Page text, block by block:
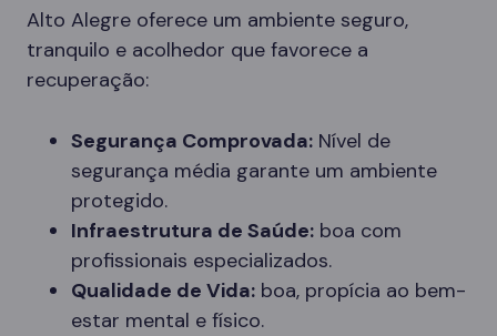
Alto Alegre oferece um ambiente seguro,
tranquilo e acolhedor que favorece a
recuperação:
Segurança Comprovada: Nível de
segurança média garante um ambiente
protegido.
Infraestrutura de Saúde: boa com
profissionais especializados.
Qualidade de Vida: boa, propícia ao bem-
estar mental e físico.